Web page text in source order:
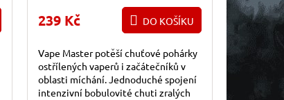
239 Kč DO KOŠÍKU
Vape Master potěší chuťové pohárky
ostřílených vaperů i začátečníků v
oblasti míchání. Jednoduché spojení
intenzivní bobulovité chuti zralých